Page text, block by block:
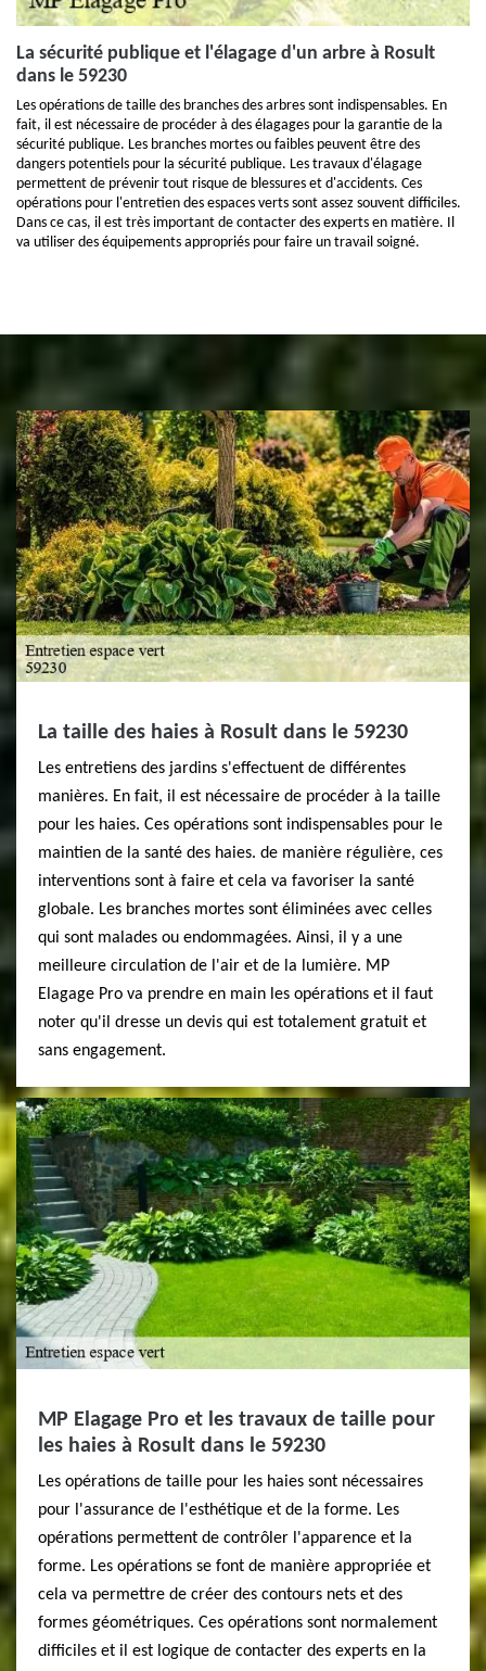
La sécurité publique et l'élagage d'un arbre à Rosult
dans le 59230
Les opérations de taille des branches des arbres sont indispensables. En
fait, il est nécessaire de procéder à des élagages pour la garantie de la
sécurité publique. Les branches mortes ou faibles peuvent être des
dangers potentiels pour la sécurité publique. Les travaux d'élagage
permettent de prévenir tout risque de blessures et d'accidents. Ces
opérations pour l'entretien des espaces verts sont assez souvent difficiles.
Dans ce cas, il est très important de contacter des experts en matière. Il
va utiliser des équipements appropriés pour faire un travail soigné.
La taille des haies à Rosult dans le 59230
Les entretiens des jardins s'effectuent de différentes
manières. En fait, il est nécessaire de procéder à la taille
pour les haies. Ces opérations sont indispensables pour le
maintien de la santé des haies. de manière régulière, ces
interventions sont à faire et cela va favoriser la santé
globale. Les branches mortes sont éliminées avec celles
qui sont malades ou endommagées. Ainsi, il y a une
meilleure circulation de l'air et de la lumière. MP
Elagage Pro va prendre en main les opérations et il faut
noter qu'il dresse un devis qui est totalement gratuit et
sans engagement.
MP Elagage Pro et les travaux de taille pour
les haies à Rosult dans le 59230
Les opérations de taille pour les haies sont nécessaires
pour l'assurance de l'esthétique et de la forme. Les
opérations permettent de contrôler l'apparence et la
forme. Les opérations se font de manière appropriée et
cela va permettre de créer des contours nets et des
formes géométriques. Ces opérations sont normalement
difficiles et il est logique de contacter des experts en la